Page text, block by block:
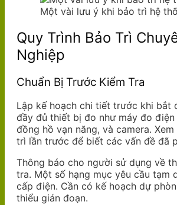
Một vài lưu ý khi bảo trì hệ
Quy Trình Bảo Trì
Nghiệp
Chuẩn Bị Trước Kiểm Tra
Lập kế hoạch chi tiết trước khi bắt
đầy đủ thiết bị đo như máy đo
đồng hồ vạn năng, và camera.
trì lần trước để biết các vấn đề đã
Thông báo cho người sử dụng về
tra. Một số hạng mục yêu cầu tạm
cấp điện. Cần có kế hoạch dự
thiểu gián đoạn.